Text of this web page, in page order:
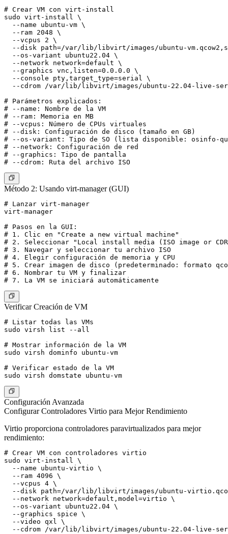
# Crear VM con virt-install
sudo virt-install \
  --name ubuntu-vm \
  --ram 2048 \
  --vcpus 2 \
--disk path=/var/lib/libvirt/images/ubuntu-
  --os-variant ubuntu22.04 \
  --network network=default \
  --graphics vnc,listen=0.0.0.0 \
  --console pty,target_type=serial \
--cdrom /var/lib/libvirt/images/ubuntu-22.04-live-
# Parámetros explicados:
# --name: Nombre de la VM
# --ram: Memoria en MB
# --vcpus: Número de CPUs virtuales
# --disk: Configuración de disco (tamaño en GB)
# --os-variant: Tipo de SO (lista disponible: osinfo-
# --network: Configuración de red
# --graphics: Tipo de pantalla
Método 2: Usando virt-manager (GUI)
# Lanzar virt-manager
virt-manager
# Pasos en la GUI:
# 1. Clic en "Create a new virtual machine"
# 2. Seleccionar "Local install media (ISO image or
# 3. Navegar y seleccionar tu archivo ISO
# 4. Elegir configuración de memoria y CPU
# 5. Crear imagen de disco (predeterminado: formato
# 6. Nombrar tu VM y finalizar
Verificar Creación de VM
# Listar todas las VMs
sudo virsh list --all
# Mostrar información de la VM
sudo virsh dominfo ubuntu-vm
# Verificar estado de la VM
Configuración Avanzada
Configurar Controladores Virtio para Mejor Rendimiento
Virtio proporciona controladores paravirtualizados para mejor
rendimiento:
# Crear VM con controladores virtio
sudo virt-install \
  --name ubuntu-virtio \
  --ram 4096 \
  --vcpus 4 \
--disk path=/var/lib/libvirt/images/ubuntu-
  --network network=default,model=virtio \
  --os-variant ubuntu22.04 \
  --graphics spice \
  --video qxl \
--cdrom /var/lib/libvirt/images/ubuntu-22.04-live-